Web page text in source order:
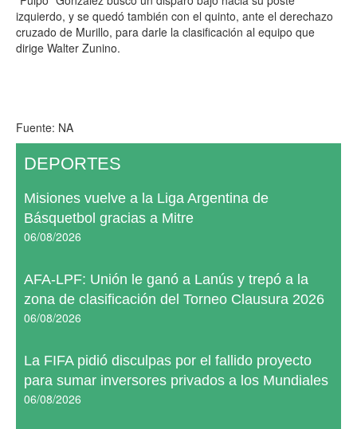
izquierdo, y se quedó también con el quinto, ante el derechazo
cruzado de Murillo, para darle la clasificación al equipo que
dirige Walter Zunino.
Fuente: NA
DEPORTES
Misiones vuelve a la Liga Argentina de
Básquetbol gracias a Mitre
06/08/2026
AFA-LPF: Unión le ganó a Lanús y trepó a la
zona de clasificación del Torneo Clausura 2026
06/08/2026
La FIFA pidió disculpas por el fallido proyecto
para sumar inversores privados a los Mundiales
06/08/2026